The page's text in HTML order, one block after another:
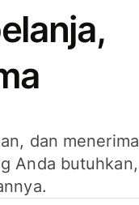
dan menerima
Anda butuhkan,